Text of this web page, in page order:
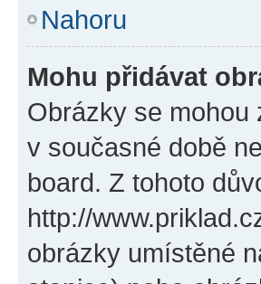
Nahoru
Mohu přidávat
Obrázky se
v současné době
board. Z tohoto
http://
obrázky umístěné